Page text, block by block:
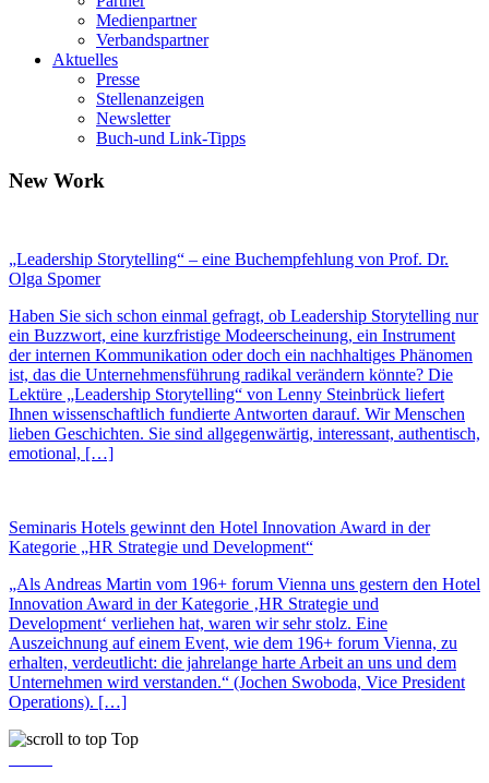
Medienpartner
Verbandspartner
Aktuelles
Presse
Stellenanzeigen
Newsletter
Buch-und Link-Tipps
New Work
„Leadership Storytelling“ – eine Buchempfehlung von Prof. Dr.
Olga Spomer
Haben Sie sich schon einmal gefragt, ob Leadership Storytelling nur
ein Buzzwort, eine kurzfristige Modeerscheinung, ein Instrument
der internen Kommunikation oder doch ein nachhaltiges Phänomen
ist, das die Unternehmensführung radikal verändern könnte? Die
Lektüre „Leadership Storytelling“ von Lenny Steinbrück liefert
Ihnen wissenschaftlich fundierte Antworten darauf. Wir Menschen
lieben Geschichten. Sie sind allgegenwärtig, interessant, authentisch,
emotional, […]
Seminaris Hotels gewinnt den Hotel Innovation Award in der
Kategorie „HR Strategie und Development“
„Als Andreas Martin vom 196+ forum Vienna uns gestern den Hotel
Innovation Award in der Kategorie ‚HR Strategie und
Development‘ verliehen hat, waren wir sehr stolz. Eine
Auszeichnung auf einem Event, wie dem 196+ forum Vienna, zu
erhalten, verdeutlicht: die jahrelange harte Arbeit an uns und dem
Unternehmen wird verstanden.“ (Jochen Swoboda, Vice President
Operations). […]
Top